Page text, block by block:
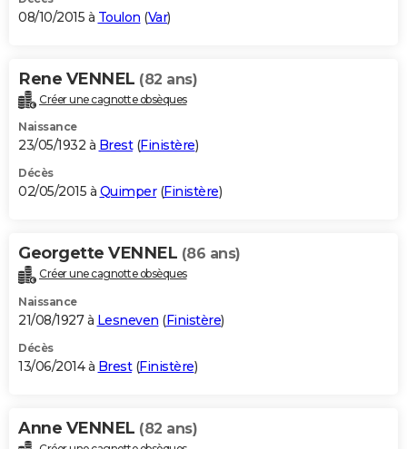
08/10/2015 à Toulon (Var)
Rene VENNEL (82 ans)
Créer une cagnotte obsèques
Naissance
23/05/1932 à Brest(Finistère)
Décès
02/05/2015 à Quimper(Finistère)
Georgette VENNEL (86 ans)
Créer une cagnotte obsèques
Naissance
21/08/1927 à Lesneven (Finistère)
Décès
13/06/2014 à Brest(Finistère)
Anne VENNEL (82 ans)